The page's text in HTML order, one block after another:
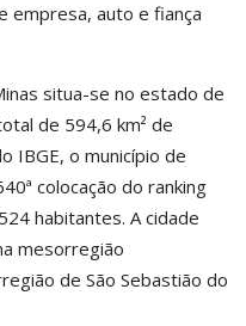
empresa, auto e fiança
situa-se no estado de
de 594,6 km² de
IBGE, o município de
colocação do ranking
habitantes. A cidade
mesorregião
de São Sebastião do